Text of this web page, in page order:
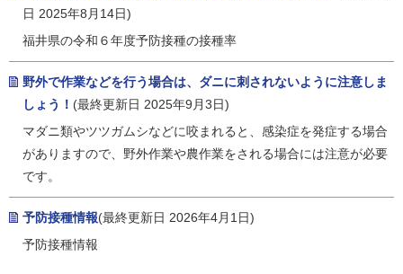
日 2025年8月14日)
福井県の令和６年度予防接種の接種率
野外で作業などを行う場合は、ダニに刺されないように注意しま
しょう！ (最終更新日 2025年9月3日)
マダニ類やツツガムシなどに咬まれると、感染症を発症する場合
がありますので、野外作業や農作業をされる場合には注意が必要
です。
予防接種情報(最終更新日 2026年4月1日)
予防接種情報